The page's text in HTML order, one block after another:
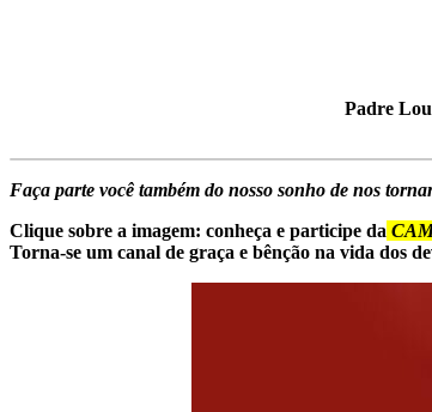
Padre
Faça parte você também do nosso sonho de nos
Clique sobre a imagem: conheça e participe da
Torna-se um canal de graça e bênção na vida dos